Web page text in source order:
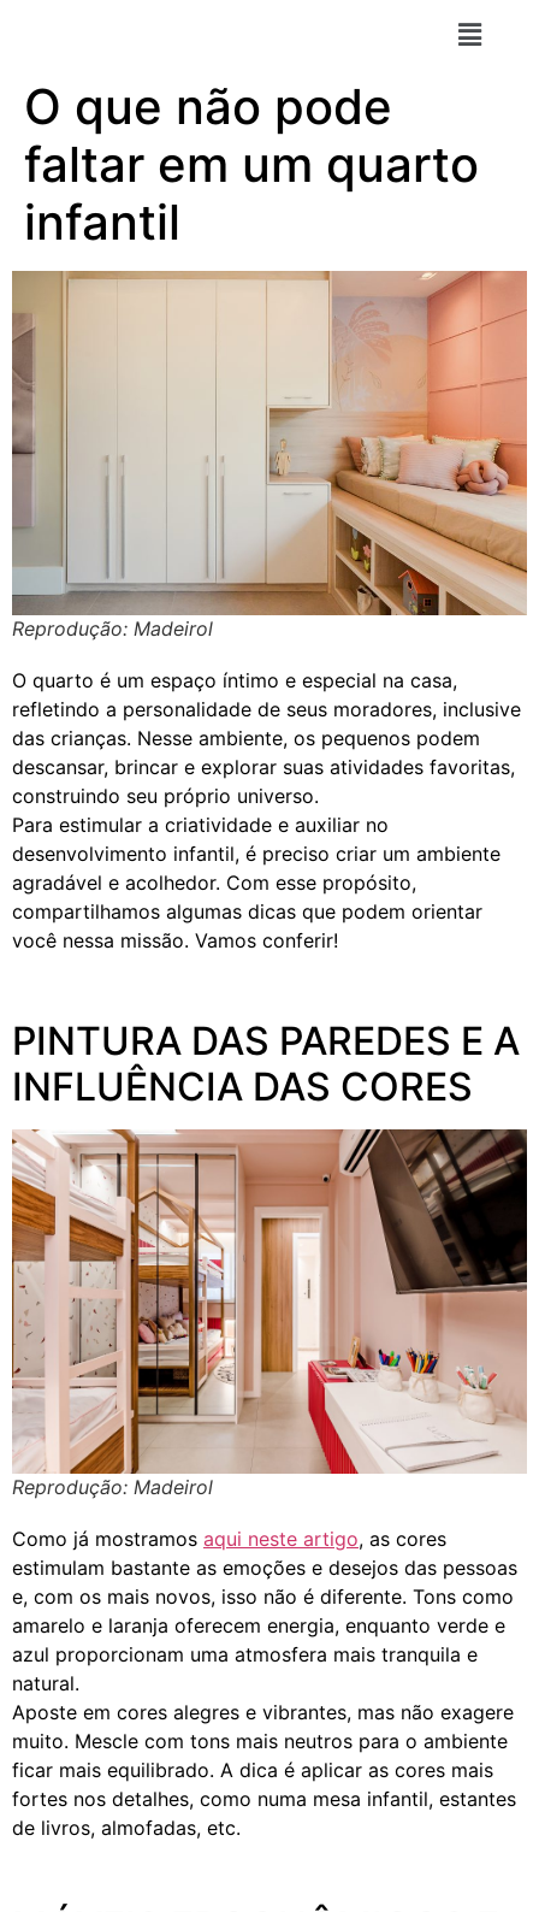
O que não pode
faltar em um quarto
infantil
Reprodução: Madeirol
O quarto é um espaço íntimo e especial na casa,
refletindo a personalidade de seus moradores, inclusive
das crianças. Nesse ambiente, os pequenos podem
descansar, brincar e explorar suas atividades favoritas,
construindo seu próprio universo.
Para estimular a criatividade e auxiliar no
desenvolvimento infantil, é preciso criar um ambiente
agradável e acolhedor. Com esse propósito,
compartilhamos algumas dicas que podem orientar
você nessa missão. Vamos conferir!
PINTURA DAS PAREDES E A
INFLUÊNCIA DAS CORES
Reprodução: Madeirol
Como já mostramos aqui neste artigo, as cores
estimulam bastante as emoções e desejos das pessoas
e, com os mais novos, isso não é diferente. Tons como
amarelo e laranja oferecem energia, enquanto verde e
azul proporcionam uma atmosfera mais tranquila e
natural.
Aposte em cores alegres e vibrantes, mas não exagere
muito. Mescle com tons mais neutros para o ambiente
ficar mais equilibrado. A dica é aplicar as cores mais
fortes nos detalhes, como numa mesa infantil, estantes
de livros, almofadas, etc.